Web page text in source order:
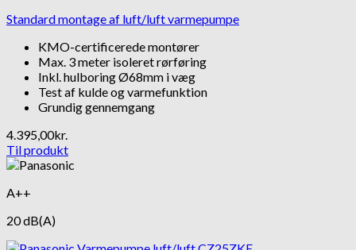
Standard montage af luft/luft varmepumpe
KMO-certificerede montører
Max. 3 meter isoleret rørføring
Inkl. hulboring Ø68mm i væg
Test af kulde og varmefunktion
Grundig gennemgang
4.395,00kr.
Til produkt
A++
20 dB(A)